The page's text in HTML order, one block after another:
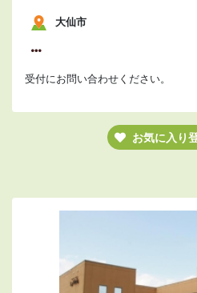
大仙市
受付にお問い合わせください。
お気に入り